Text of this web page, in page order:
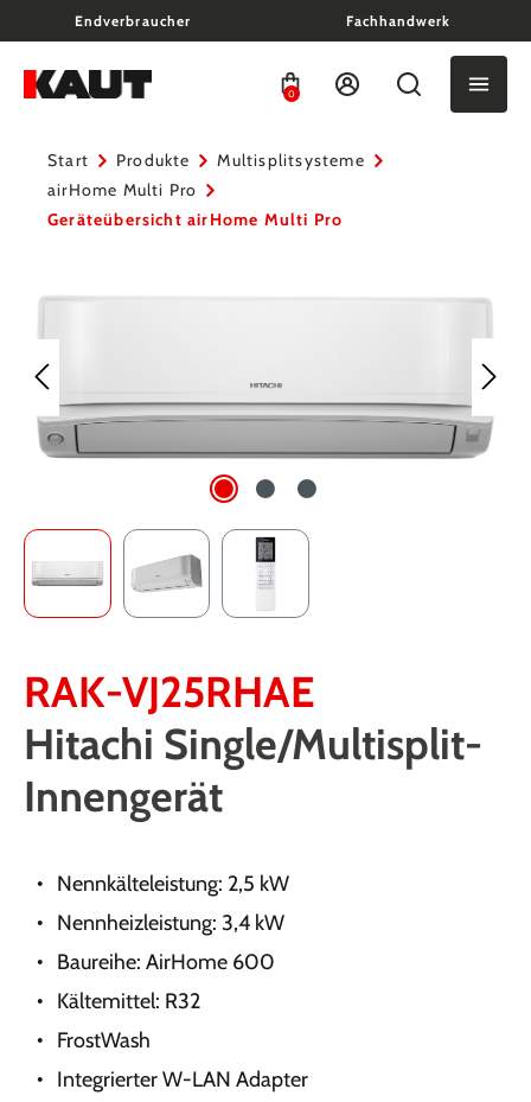
springenEndverbraucher Fachhandwerk
0
Start Produkte
Multisplitsysteme
airHome Multi Pro
Geräteübersicht airHome Multi Pro
RAK-VJ25RHAE
Hitachi Single/Multisplit-
Innengerät
Nennkälteleistung: 2,5 kW
Nennheizleistung: 3,4 kW
Baureihe: AirHome 600
Kältemittel: R32
FrostWash
Integrierter W-LAN Adapter